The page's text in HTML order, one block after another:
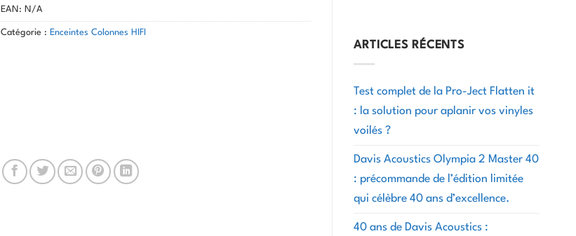
ARTICLES RÉCENTS
Test complet de la Pro-Ject Flatten it
: la solution pour aplanir vos vinyles
voilés ?
Davis Acoustics Olympia 2 Master 40
: précommande de l’édition limitée
qui célèbre 40 ans d’excellence.
40 ans de Davis Acoustics :
EAN: N/A
Catégorie : Enceintes Colonnes HIFI